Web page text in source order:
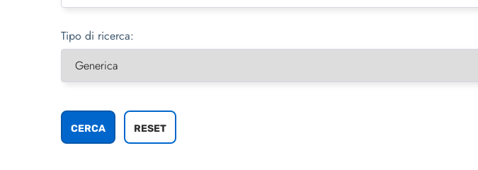
Tipo di ricerca: